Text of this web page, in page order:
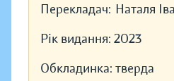
Перекладач: Наталя
Рік видання: 2023
Обкладинка: тверда